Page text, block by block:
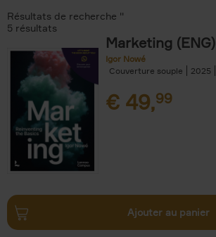
Résultats de recherche ''
5 résultats
Marketing (ENG)
Igor Nowé
Couverture souple
2025
€ 49,99
Ajouter au panier